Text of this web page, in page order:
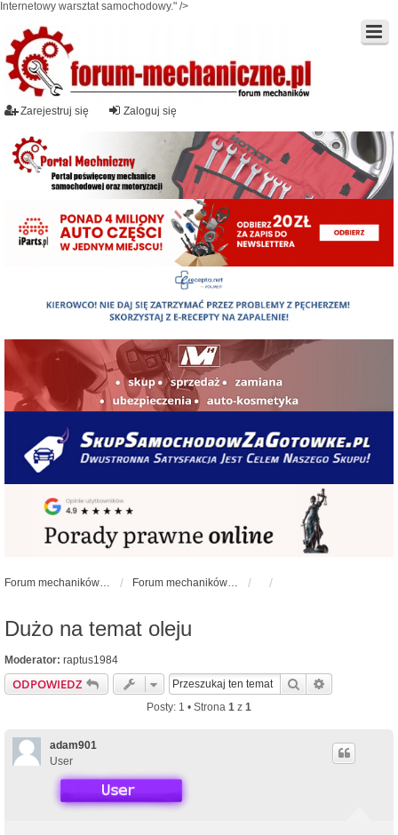
Internetowy warsztat samochodowy." />
Zaloguj się
Zarejestruj się
Forum mechaników samochodowych - forum-mechaniczne.pl Forum mechaników samochodowych
Dużo na temat oleju
Moderator: raptus1984
ODPOWIEDZ Szukaj
Posty: 1 • Strona 1 z 1
adam901
User